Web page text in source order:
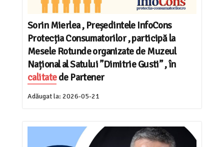
Sorin Mierlea , Președintele InfoCons
Protecția Consumatorilor , participă la
Mesele Rotunde organizate de Muzeul
Național al Satului ”Dimitrie Gusti” , în
calitatede Partener
Adăugat la: 2026-05-21